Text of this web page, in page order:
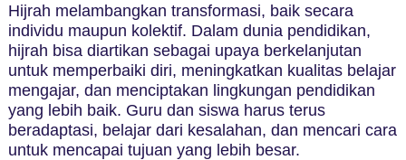
Hijrah melambangkan transformasi, baik secara
individu maupun kolektif. Dalam dunia pendidikan,
hijrah bisa diartikan sebagai upaya berkelanjutan
untuk memperbaiki diri, meningkatkan kualitas belajar
mengajar, dan menciptakan lingkungan pendidikan
yang lebih baik. Guru dan siswa harus terus
beradaptasi, belajar dari kesalahan, dan mencari cara
untuk mencapai tujuan yang lebih besar.